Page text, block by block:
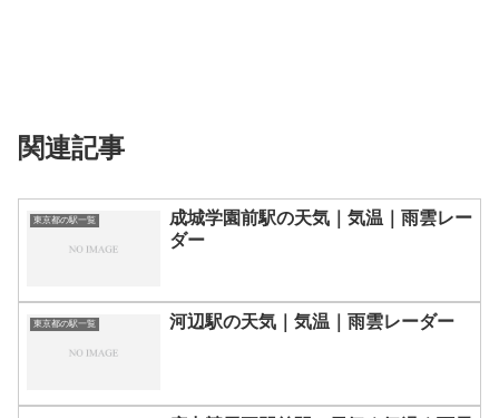
関連記事
東京都の駅一覧
成城学園前駅の天気｜気温｜雨雲レー
ダー
東京都の駅一覧 河辺駅の天気｜気温｜雨雲レーダー